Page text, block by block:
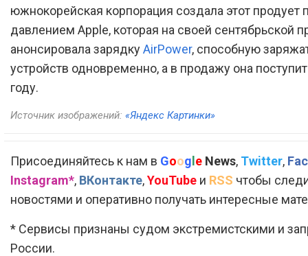
южнокорейская корпорация создала этот продует
давлением Apple, которая на своей сентябрьской
анонсировала зарядкуAirPower, способную
устройств одновременно, а в продажу она
году.
Источник изображений: «Яндекс Картинки»
Присоединяйтесь к нам в Goog e News, Twitter,
Instagram*, ВКонтакте,YouTube и RSS чтобы
новостями и оперативно получать интересные
* Сервисы признаны судом экстремистскими и
России.